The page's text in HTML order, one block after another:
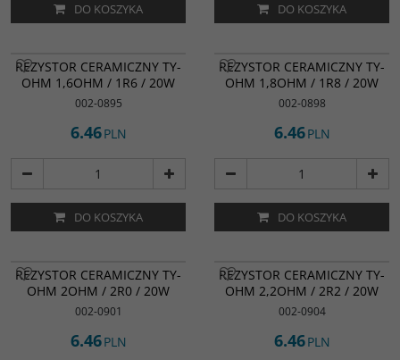
DO KOSZYKA DO KOSZYKA
REZYSTOR CERAMICZNY TY-
OHM 1,6OHM / 1R6 / 20W
002-0895
6.46PLN
DO KOSZYKA
REZYSTOR CERAMICZNY TY-
OHM 1,8OHM / 1R8 / 20W
002-0898
6.46PLN
DO KOSZYKA
REZYSTOR CERAMICZNY TY-
OHM 2OHM / 2R0 / 20W
002-0901
6.46PLN
REZYSTOR CERAMICZNY TY-
OHM 2,2OHM / 2R2 / 20W
002-0904
6.46PLN